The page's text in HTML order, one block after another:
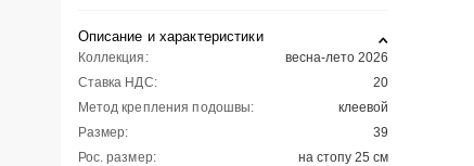
Описание и характеристики
Коллекция:
весна-лето 2026
Ставка НДС:
20
Метод крепления подошвы:
клеевой
Размер:
39
Рос. размер:
на стопу 25 см